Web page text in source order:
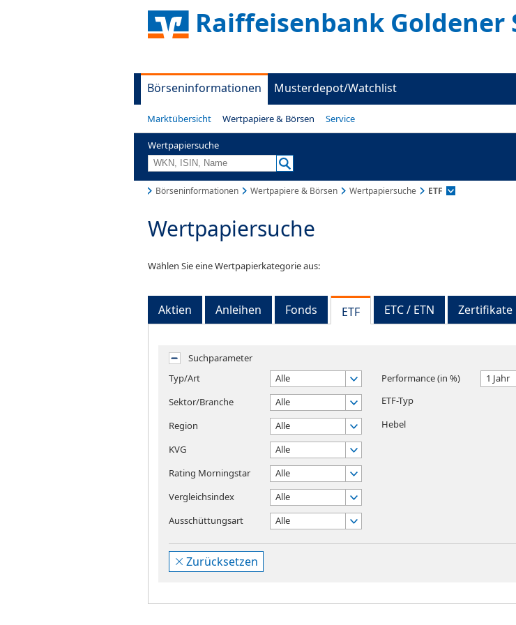
Raiffeisenbank Goldener
Börseninformationen Musterdepot/Watchlist
Marktübersicht Wertpapiere & Börsen Service
Wertpapiersuche
Börseninformationen Wertpapiere & Börsen Wertpapiersuche ETF
Wertpapiersuche
Wählen Sie eine Wertpapierkategorie aus:
Aktien Anleihen Fonds ETF ETC / ETN Zertifikate
Suchparameter
Typ/Art
Alle
Sektor/Branche
Alle
Region
Alle
KVG
Alle
Rating Morningstar
Alle
Vergleichsindex
Alle
Ausschüttungsart
Alle
Performance (in %)
1 Jahr
ETF-Typ
Hebel
Zurücksetzen